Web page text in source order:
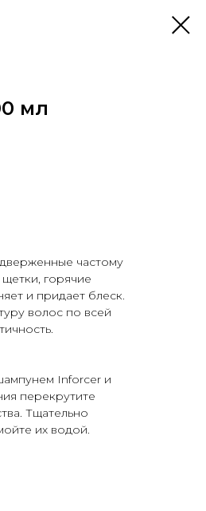
мл
частому
горячие
и придает блеск.
волос по всей
Inforcer и
перекрутите
Тщательно
их водой.